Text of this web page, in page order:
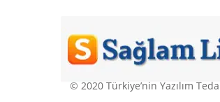
© 2020 Türkiye’nin Yazılım